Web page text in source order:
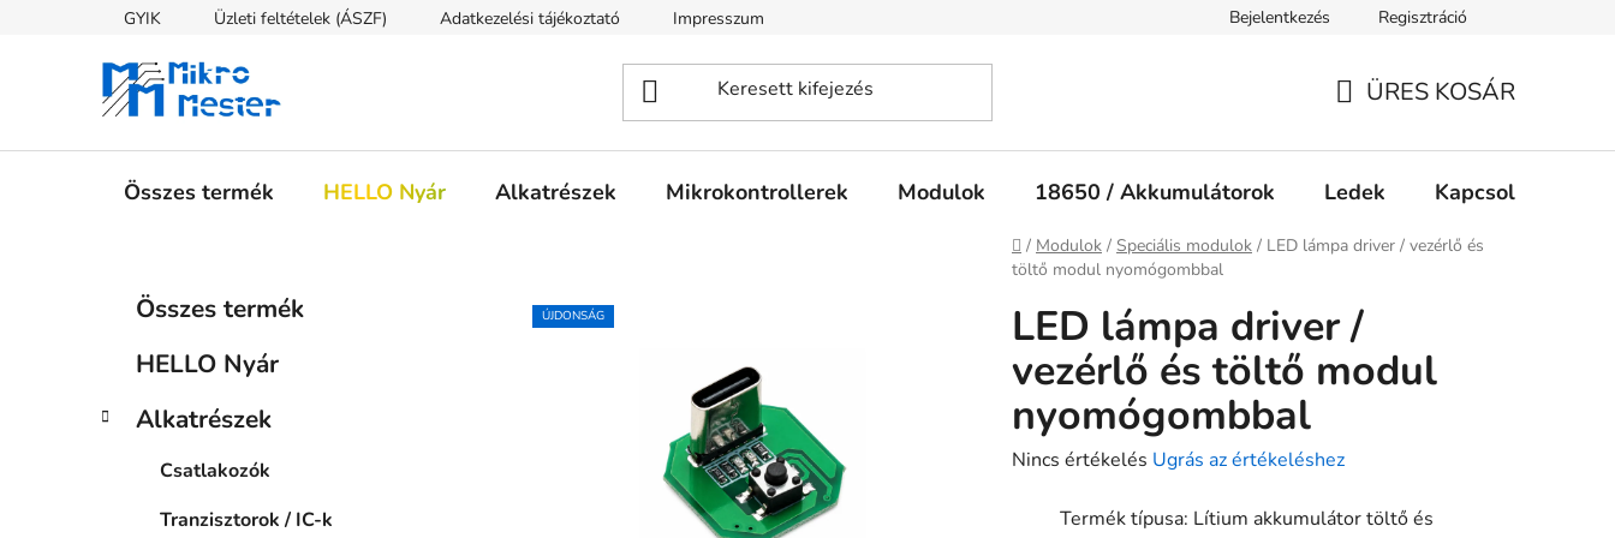
tartalomhoz
GYIK Üzleti feltételek (ÁSZF) Adatkezelési tájékoztató Impresszum Süti tájékoztató
Bejelentkezés Regisztráció
ÜRES KOSÁR
Összes termék HELLO Nyár Alkatrészek Mikrokontrollerek Modulok 18650 / Akkumulátorok Ledek Kapcsolók
Kezdőlap
/ Modulok / Speciális modulok / LED lámpa driver / vezérlő és
töltő modul nyomógombbal
l
Kategóriák
átugrása
ó
Összes termék
HELLO Nyár
Alkatrészek
Csatlakozók
Tranzisztorok / IC-k
LED lámpa driver /
vezérlő és töltő modul
nyomógombbal
A
átlagos
Nincs értékelés Ugrás az értékeléshez
Termék típusa: Lítium akkumulátor töltő és
ÚJDONSÁG